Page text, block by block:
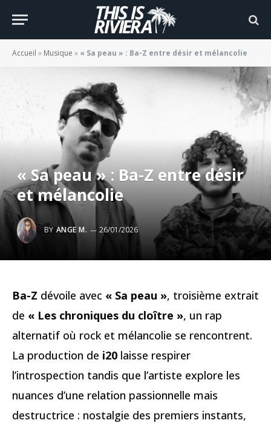
Accueil » Musique » « Sa peau » : Ba-Z entre désir et mélancolie
« Sa peau » : Ba-Z entre désir
et mélancolie
BY ANGE M. 26/01/2026
Ba-Z dévoile avec « Sa peau », troisième extrait
de « Les chroniques du cloître », un rap
alternatif où rock et mélancolie se rencontrent.
La production de i20 laisse respirer
l’introspection tandis que l’artiste explore les
nuances d’une relation passionnelle mais
destructrice : nostalgie des premiers instants,